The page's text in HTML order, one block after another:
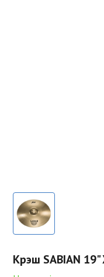
Крэш SABIAN